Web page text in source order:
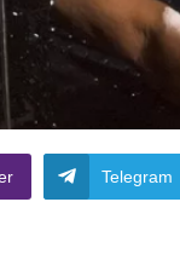
Telegram